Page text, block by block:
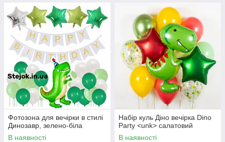
Фотозона для вечірки в стилі
Динозавр, зелено-біла
В наявності
Набір куль Діно вечірка Dino
Party <unk> салатовий
В наявності